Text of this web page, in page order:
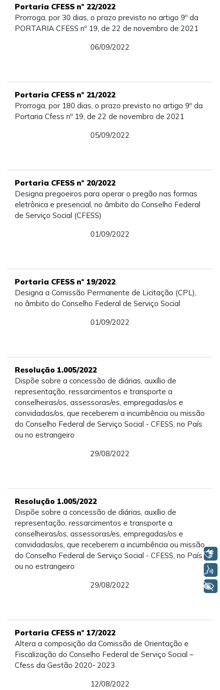
Portaria CFESS nº 22/2022
Prorroga, por 30 dias, o prazo previsto no artigo 9º da
PORTARIA CFESS nº 19, de 22 de novembro de 2021
06/09/2022
Portaria CFESS nº 21/2022
Prorroga, por 180 dias, o prazo previsto no artigo 9º da
Portaria Cfess nº 19, de 22 de novembro de 2021
05/09/2022
Portaria CFESS nº 20/2022
Designa pregoeiros para operar o pregão nas formas
eletrônica e presencial, no âmbito do Conselho Federal
de Serviço Social (CFESS)
01/09/2022
Portaria CFESS nº 19/2022
Designa a Comissão Permanente de Licitação (CPL),
no âmbito do Conselho Federal de Serviço Social
01/09/2022
Resolução 1.005/2022
Dispõe sobre a concessão de diárias, auxílio de
representação, ressarcimentos e transporte a
conselheiras/os, assessoras/es, empregadas/os e
convidadas/os, que receberem a incumbência ou missão
do Conselho Federal de Serviço Social - CFESS, no País
ou no estrangeiro
29/08/2022
Resolução 1.005/2022
Dispõe sobre a concessão de diárias, auxílio de
representação, ressarcimentos e transporte a
conselheiras/os, assessoras/es, empregadas/os e
convidadas/os, que receberem a incumbência ou missão
do Conselho Federal de Serviço Social - CFESS, no País
ou no estrangeiro
29/08/2022
Portaria CFESS nº 17/2022
Altera a composição da Comissão de Orientação e
Fiscalização do Conselho Federal de Serviço Social –
Cfess da Gestão 2020- 2023
12/08/2022
Libras
+ Acessibilidade